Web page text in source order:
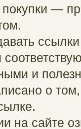
—
и
о
на сайте